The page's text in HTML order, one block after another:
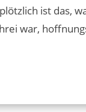
ist das,
war,